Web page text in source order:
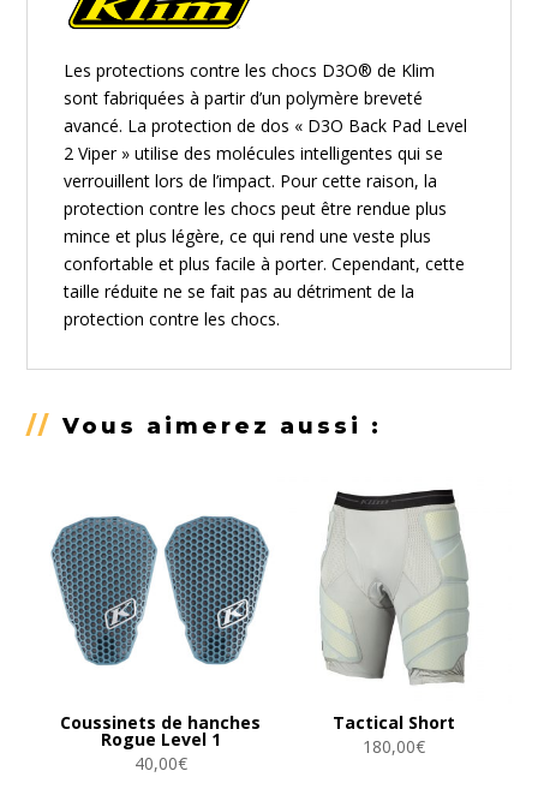
Les protections contre les chocs D3O® de Klim
sont fabriquées à partir d’un polymère breveté
avancé. La protection de dos « D3O Back Pad Level
2 Viper » utilise des molécules intelligentes qui se
verrouillent lors de l’impact. Pour cette raison, la
protection contre les chocs peut être rendue plus
mince et plus légère, ce qui rend une veste plus
confortable et plus facile à porter. Cependant, cette
taille réduite ne se fait pas au détriment de la
protection contre les chocs.
//Vous aimerez aussi :
Coussinets de hanches
Rogue Level 1
40,00€
Tactical Short
180,00€